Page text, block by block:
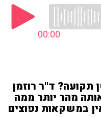
00:00
תקועה? ד''ר רוזמן
מהר יותר ממה
במשקאות נפוצים